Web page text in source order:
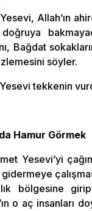
Allah’ın
Bağdat
söyler.
tekkenin
Hamur Görmek
Yesevi’yi
bölgesine girip
o aç insanları